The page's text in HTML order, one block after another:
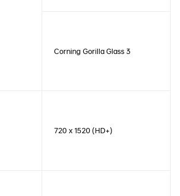
Corning Gorilla Glass 3
720 x 1520 (HD+)